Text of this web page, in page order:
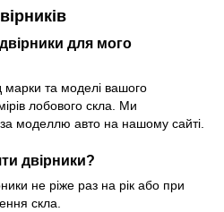
для мого
марки та моделі вашого
лобового скла. Ми
моделлю авто на нашому сайті.
двірники?
не ріже раз на рік або при
скла.